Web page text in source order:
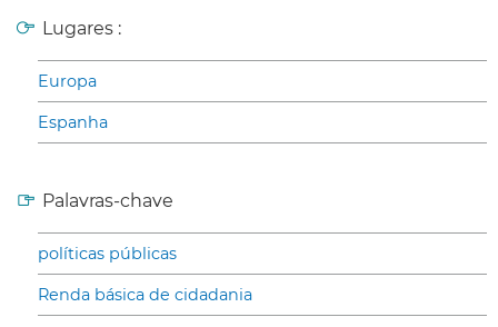
Lugares :
Europa
Espanha
Palavras-chave
políticas públicas
Renda básica de cidadania